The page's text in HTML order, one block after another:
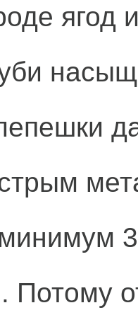
ягод
минимум
Потому